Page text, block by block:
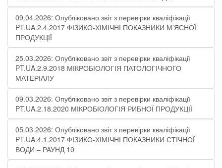
09.04.2026: Опубліковано звіт з перевірки кваліфікації
PT.UA.2.4.2017 ФІЗИКО-ХІМІЧНІ ПОКАЗНИКИ М’ЯСНОЇ
ПРОДУКЦІЇ
25.03.2026: Опубліковано звіт з перевірки кваліфікації
PT.UA.2.9.2018 МІКРОБІОЛОГІЯ ПАТОЛОГІЧНОГО
МАТЕРІАЛУ
09.03.2026: Опубліковано звіт з перевірки кваліфікації
PT.UA.2.18.2020 МІКРОБІОЛОГІЯ РИБНОЇ ПРОДУКЦІЇ
05.03.2026: Опубліковано звіт з перевірки кваліфікації
PT.UA.4.1.2017 ФІЗИКО-ХІМІЧНІ ПОКАЗНИКИ СТІЧНОЇ
ВОДИ – РАУНД 10